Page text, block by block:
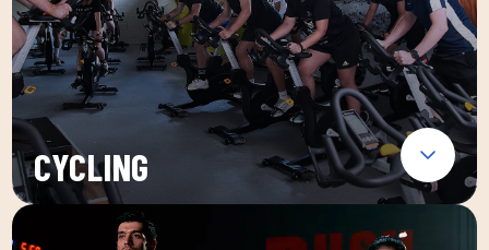
CYCLING